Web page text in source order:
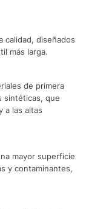
calidad, diseñados
más larga.
de primera
sintéticas, que
a las altas
mayor superficie
y contaminantes,